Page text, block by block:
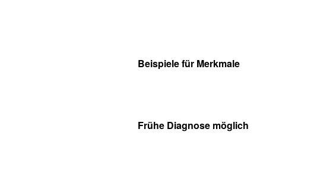
Beispiele für Merkmale
Frühe Diagnose möglich